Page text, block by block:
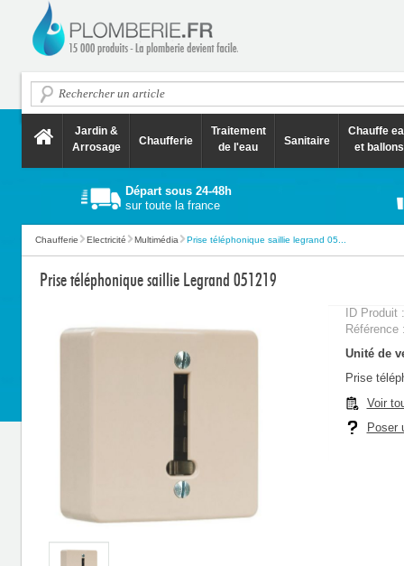
Jardin &
Arrosage
Chaufferie
Traitement
de l'eau
Sanitaire
Chauffe
et ballons
Départ sous 24-48h
sur toute la france
Chaufferie Electricité Multimédia Prise téléphonique saillie legrand 05...
Prise téléphonique saillie Legrand 051219
ID Produit
Unité de
Prise
Voir
Poser